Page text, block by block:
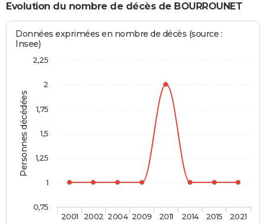
Evolution du nombre de décès de BOURROUNET
Personnes décédées
Données exprimées en nombre de décès (source :
Insee)
2001 2002 2004 2009 2011 2014 2015 2021
0,75
1
1,25
1,5
1,75
2
2,25